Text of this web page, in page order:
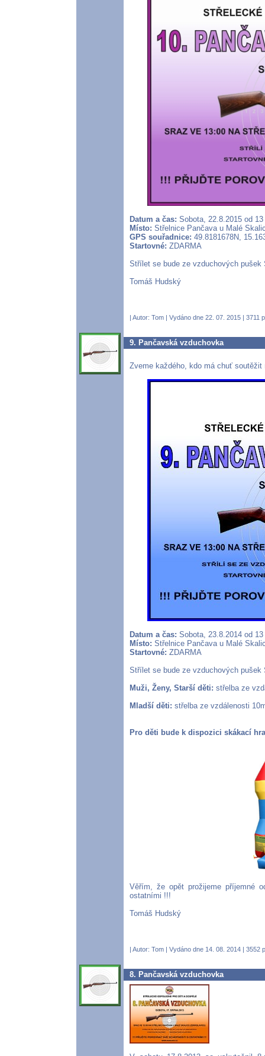
Datum a čas: Sobota, 22.8.2015 od 13
Místo: Střelnice Pančava u Malé
GPS souřadnice: 49.8181678N,
Startovné: ZDARMA
Střílet se bude ze vzduchových pušek
Tomáš Hudský
| Autor: Tom | Vydáno dne 22. 07. 2015 | 3711
9. Pančavská vzduchovka
Zveme každého, kdo má chuť
Datum a čas: Sobota, 23.8.2014 od 13
Místo: Střelnice Pančava u Malé
Startovné: ZDARMA
Střílet se bude ze vzduchových
Muži, Ženy, Starší děti: střelba ze
Mladší děti: střelba ze vzdálenosti
Pro děti bude k dispozici skákací
Věřím, že opět prožijeme příjemné
ostatními !!!
Tomáš Hudský
| Autor: Tom | Vydáno dne 14. 08. 2014 | 3552
8. Pančavská vzduchovka